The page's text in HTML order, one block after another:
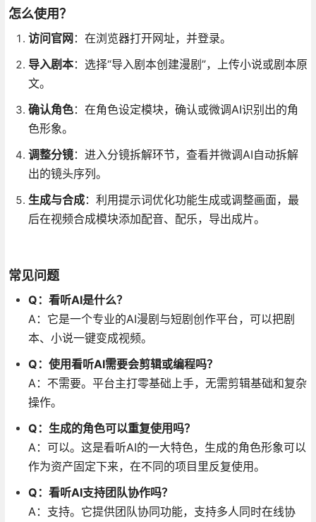
怎么使用？
访问官网 ：在浏览器打开网址，并登录。
导入剧本：选择“导入剧本创建漫剧”，上传小说或剧本原
文。
确认角色：在角色设定模块，确认或微调AI识别出的角
色形象。
调整分镜：进入分镜拆解环节，查看并微调AI自动拆解
出的镜头序列。
生成与合成：利用提示词优化功能生成或调整画面，最
后在视频合成模块添加配音、配乐，导出成片。
常见问题
Q：看听AI是什么？
A：它是一个专业的AI漫剧与短剧创作平台，可以把剧
本、小说一键变成视频。
Q：使用看听AI需要会剪辑或编程吗？
A：不需要。平台主打零基础上手，无需剪辑基础和复杂
操作。
Q：生成的角色可以重复使用吗？
A：可以。这是看听AI的一大特色，生成的角色形象可以
作为资产固定下来，在不同的项目里反复使用。
Q：看听AI支持团队协作吗？
A：支持。它提供团队协同功能，支持多人同时在线协